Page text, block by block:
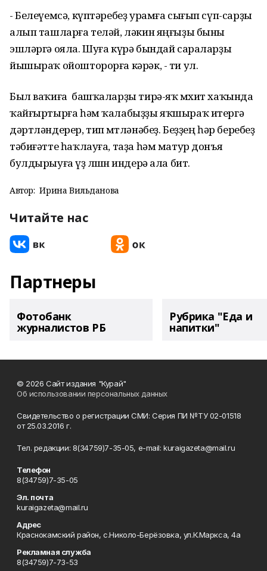
- Белеүемсә, күптәребеҙ урамға сығып сүп-сарҙы
алып ташларға теләй, ләкин яңғыҙы быны
эшләргә ояла. Шуға күрә бындай сараларҙы
йышыраҡ ойошторорға кәрәк, - ти ул.
Был ваҡиға башҡаларҙы тирә-яҡ мөхит хаҡында
ҡайғыртырға һәм ҡалабыҙҙы яҡшыраҡ итергә
дәртләндерер, тип өмөтләнәбеҙ. Беҙҙең һәр беребеҙ
тәбиғәтте һаҡлауға, таҙа һәм матур донъя
булдырыуға үҙ өлөшөн индерә ала бит.
Автор: Ирина Вильданова
Читайте нас
Партнеры
Фотобанк
журналистов РБ
Рубрика "Еда и
напитки"
© 2026 Сайт издания "Курай"
Об использовании персональных данных
Свидетельство о регистрации СМИ: Серия ПИ №ТУ 02-01518
от 25.03.2016 г.
Тел. редакции: 8(34759)7-35-05, e-mail: kuraigazeta@mail.ru
Телефон
8(34759)7-35-05
Эл. почта
kuraigazeta@mail.ru
Адрес
Краснокамский район, с.Николо-Берёзовка, ул.К.Маркса, 4а
Рекламная служба
8(34759)7-73-53